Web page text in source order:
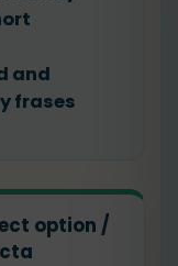
and
frases
option /